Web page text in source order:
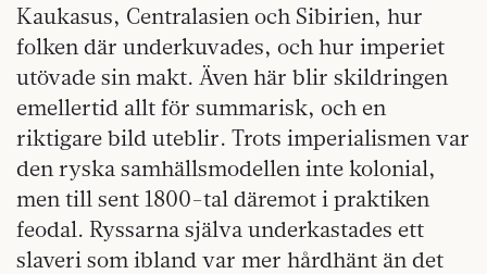
Kaukasus, Centralasien och Sibirien, hur
folken där underkuvades, och hur imperiet
utövade sin makt. Även här blir skildringen
emellertid allt för summarisk, och en
riktigare bild uteblir. Trots imperialismen var
den ryska samhällsmodellen inte kolonial,
men till sent 1800-tal däremot i praktiken
feodal. Ryssarna själva underkastades ett
slaveri som ibland var mer hårdhänt än det